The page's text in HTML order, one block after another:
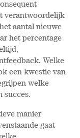
verantwoordelijk
aantal nieuwe
het percentage
Welke
een kwestie van
welke
succes.
manier
gaat